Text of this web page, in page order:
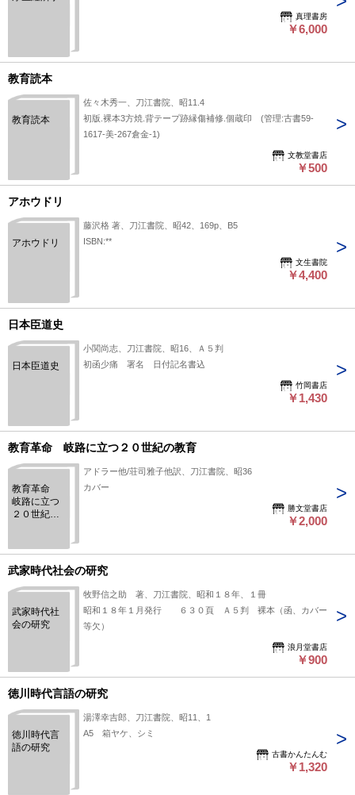
真理書房
￥6,000
教育読本
教育読本
佐々木秀一、刀江書院、昭11.4
初版.裸本3方焼.背テープ跡縁傷補修.個蔵印 (管理:古書59-
1617-美-267倉金-1)
文教堂書店
￥500
アホウドリ
アホウドリ
藤沢格 著、刀江書院、昭42、169p、B5
ISBN:**
文生書院
￥4,400
日本臣道史
日本臣道史
小関尚志、刀江書院、昭16、Ａ５判
初函少痛 署名 日付記名書込
竹岡書店
￥1,430
教育革命 岐路に立つ２０世紀の教育
教育革命
岐路に立つ
２０世紀の
アドラー他/荘司雅子他訳、刀江書院、昭36
カバー
勝文堂書店
￥2,000
武家時代社会の研究
武家時代社
会の研究
牧野信之助 著、刀江書院、昭和１８年、１冊
昭和１８年１月発行 ６３０頁 Ａ５判 裸本（函、カバー
等欠）
浪月堂書店
￥900
徳川時代言語の研究
徳川時代言
語の研究
湯澤幸吉郎、刀江書院、昭11、1
A5 箱ヤケ、シミ
古書かんたんむ
￥1,320